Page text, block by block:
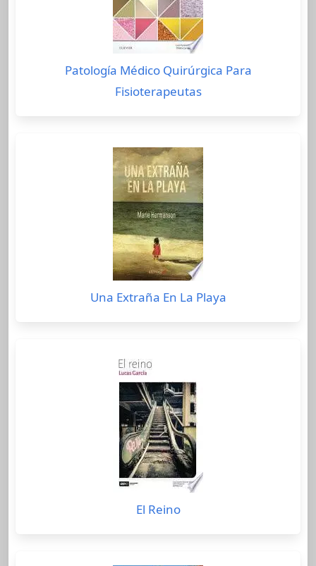
Patología Médico Quirúrgica Para
Fisioterapeutas
Una Extraña En La Playa
El Reino